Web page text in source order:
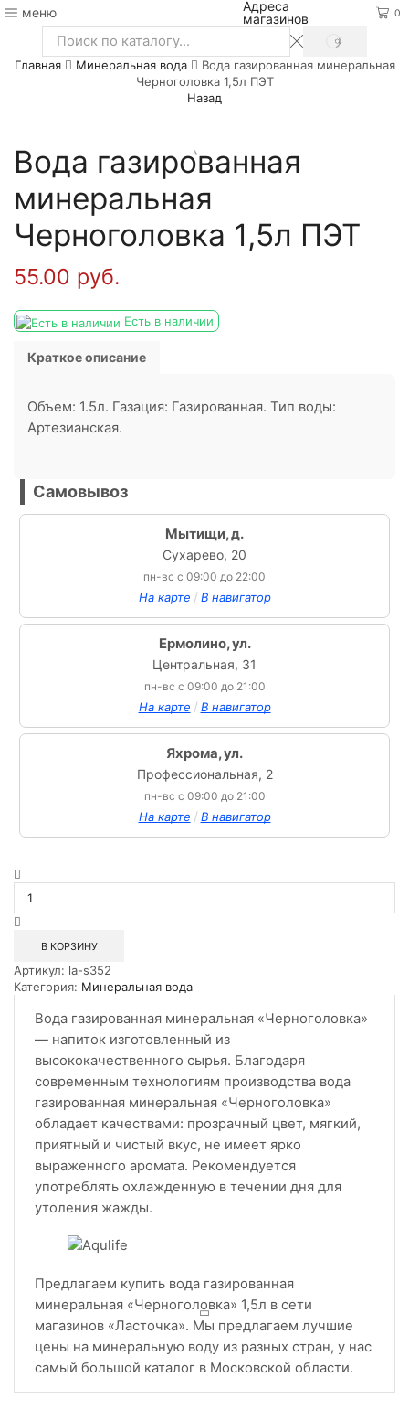
меню
Адреса
магазинов
0
Search
input
SEARCH
Главная Минеральная вода
Вода газированная минеральная
Черноголовка 1,5л ПЭТ
Назад
Вода газированная
минеральная
Черноголовка 1,5л ПЭТ
55.00 руб.
Есть в наличии
Краткое описание
Объем: 1.5л. Газация: Газированная. Тип воды:
Артезианская.
Самовывоз
Мытищи, д.
Сухарево, 20
пн-вс с 09:00 до 22:00
На карте / В навигатор
Ермолино, ул.
Центральная, 31
пн-вс с 09:00 до 21:00
На карте / В навигатор
Яхрома, ул.
Профессиональная, 2
пн-вс с 09:00 до 21:00
На карте / В навигатор
товара
Вода
минеральная
1,5л
ПЭТ
В КОРЗИНУ
Артикул: la-s352
Категория: Минеральная вода
Вода газированная минеральная «Черноголовка»
— напиток изготовленный из
высококачественного сырья. Благодаря
современным технологиям производства вода
газированная минеральная «Черноголовка»
обладает качествами: прозрачный цвет, мягкий,
приятный и чистый вкус, не имеет ярко
выраженного аромата. Рекомендуется
употреблять охлажденную в течении дня для
утоления жажды.
Предлагаем купить вода газированная
минеральная «Черноголовка» 1,5л в сети
магазинов «Ласточка». Мы предлагаем лучшие
цены на минеральную воду из разных стран, у нас
самый большой каталог в Московской области.